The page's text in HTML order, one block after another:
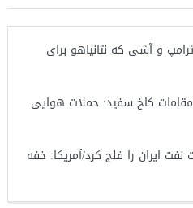
و آشی که نتانیاهو برای
مقامات کاخ سفید: حملات هوایی
ایران را فلج کرد/آمریکا: خفه